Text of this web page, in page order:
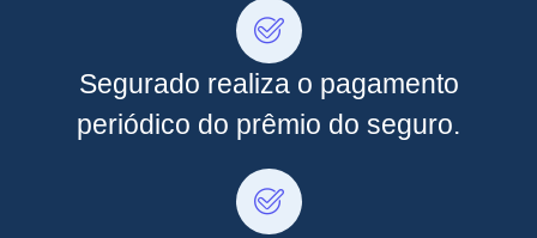
Segurado realiza o pagamento
periódico do prêmio do seguro.